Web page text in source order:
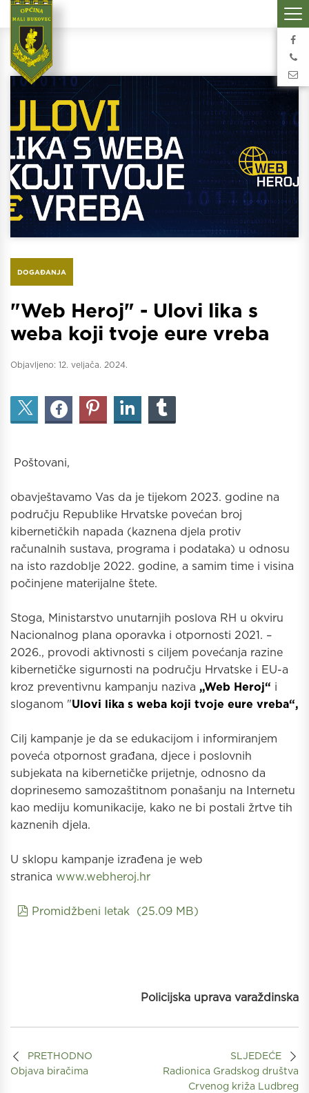
DOGAĐANJA
"Web Heroj" - Ulovi lika s
weba koji tvoje eure vreba
Objavljeno: 12. veljača. 2024.
Poštovani,
obavještavamo Vas da je tijekom 2023. godine na
području Republike Hrvatske povećan broj
kibernetičkih napada (kaznena djela protiv
računalnih sustava, programa i podataka) u odnosu
na isto razdoblje 2022. godine, a samim time i visina
počinjene materijalne štete.
Stoga, Ministarstvo unutarnjih poslova RH u okviru
Nacionalnog plana oporavka i otpornosti 2021. –
2026., provodi aktivnosti s ciljem povećanja razine
kibernetičke sigurnosti na području Hrvatske i EU-a
kroz preventivnu kampanju naziva „Web Heroj“ i
sloganom "Ulovi lika s weba koji tvoje eure vreba“,
Cilj kampanje je da se edukacijom i informiranjem
poveća otpornost građana, djece i poslovnih
subjekata na kibernetičke prijetnje, odnosno da
doprinesemo samozaštitnom ponašanju na Internetu
kao mediju komunikacije, kako ne bi postali žrtve tih
kaznenih djela.
U sklopu kampanje izrađena je web
stranica www.webheroj.hr
pdf
Promidžbeni letak (25.09 MB)
Policijska uprava varaždinska
PRETHODNO
Objava biračima
SLJEDEĆE
Radionica Gradskog društva
Crvenog križa Ludbreg